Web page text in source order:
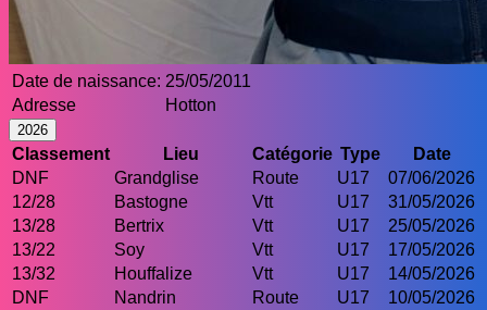
Date de naissance: 25/05/2011
Adresse
Hotton
2026
Classement Lieu Catégorie Type
Date
DNF
Grandglise Route U17
07/06/2026
12/28
Bastogne Vtt U17
31/05/2026
13/28
Bertrix Vtt U17
25/05/2026
13/22
Soy Vtt U17
17/05/2026
13/32
Houffalize Vtt U17
14/05/2026
DNF
Nandrin Route U17
10/05/2026